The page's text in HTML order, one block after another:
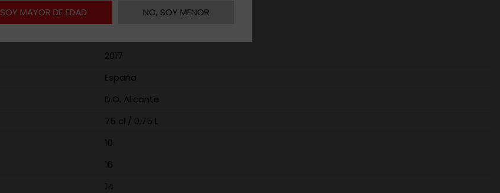
SOY MAYOR DE EDAD
NO, SOY MENOR
2017
España
D.O. Alicante
75 cl / 0,75 L
10
16
14